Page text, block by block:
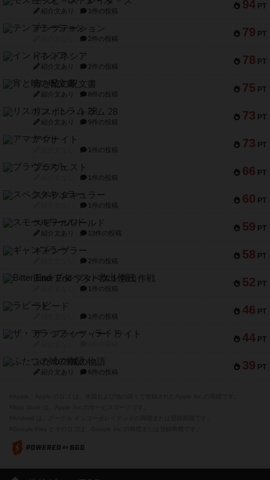
94 PT
紹介文あり 1件の投稿
79 PT
テンプテーション
2件の投稿
78 PT
インドネシア
紹介文あり 2件の投稿
75 PT
宵と暁の呪文書
紹介文あり 8件の投稿
73 PT
リスボン・トラム 28
紹介文あり 9件の投稿
73 PT
アマナイト
1件の投稿
66 PT
ブラヴェスト
1件の投稿
60 PT
スペクタキュラー
1件の投稿
59 PT
スモールワールド
紹介文あり 13件の投稿
58 PT
ギャンブラー
2件の投稿
52 PT
Bitter End ブタペスト救出作戦
1件の投稿
46 PT
ラピード
1件の投稿
44 PT
ザ・フラッフィー・ライト
39 PT
ふたつの城の物語
紹介文あり 6件の投稿